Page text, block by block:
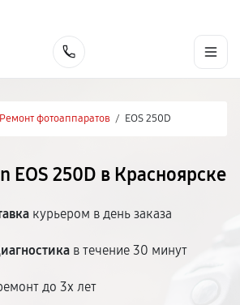
Ремонт фотоаппаратов / EOS 250D
EOS 250D в Красноярске
курьером в день заказа
в течение 30 минут
до 3х лет